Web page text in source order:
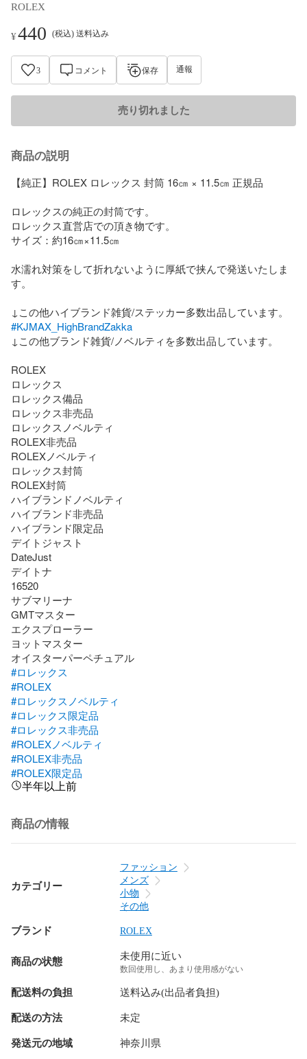
ROLEX
¥440 (税込) 送料込み
3 コメント 保存 通報
売り切れました
商品の説明
【純正】ROLEX ロレックス 封筒 16㎝ × 11.5㎝ 正規品
ロレックスの純正の封筒です。
ロレックス直営店での頂き物です。
サイズ：約16㎝×11.5㎝
水濡れ対策をして折れないように厚紙で挟んで発送いたしま
す。
#KJMAX_HighBrandZakka
↓この他ブランド雑貨/ノベルティを多数出品しています。
ROLEX
ロレックス
ロレックス備品
ロレックス非売品
ロレックスノベルティ
ROLEX非売品
ROLEXノベルティ
ロレックス封筒
ROLEX封筒
ハイブランドノベルティ
ハイブランド非売品
ハイブランド限定品
デイトジャスト
DateJust
デイトナ
16520
サブマリーナ
GMTマスター
エクスプローラー
ヨットマスター
#ロレックス
#ROLEX
#ロレックスノベルティ
#ロレックス限定品
#ロレックス非売品
#ROLEXノベルティ
#ROLEX非売品
#ROLEX限定品
半年以上前
商品の情報
カテゴリー
ファッション
メンズ
小物
その他
ブランド ROLEX
商品の状態 未使用に近い
数回使用し、あまり使用感がない
配送料の負担 送料込み(出品者負担)
配送の方法 未定
発送元の地域 神奈川県